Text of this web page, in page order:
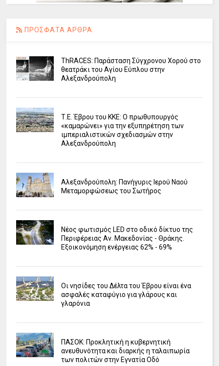
ΠΡΟΣΦΑΤΑ ΑΡΘΡΑ
ΤhRACES: Παράσταση Σύγχρονου Χορού στο
θεατράκι του Αγίου Εύπλου στην
Αλεξανδρούπολη
Τ.Ε. Έβρου του ΚΚΕ: Ο πρωθυπουργός
«καμαρώνει» για την εξυπηρέτηση των
ιμπεριαλιστικών σχεδιασμών στην
Αλεξανδρούπολη
Αλεξανδρούπολη: Πανήγυρις Ιερού Ναού
Μεταμορφώσεως του Σωτήρος
Νέος φωτισμός LED στο οδικό δίκτυο της
Περιφέρειας Αν. Μακεδονίας - Θράκης.
Εξοικονόμηση ενέργειας 62% - 69%
Οι νησίδες του Δέλτα του Έβρου είναι ένα
ασφαλές καταφύγιο για γλάρους και
γλαρόνια
ΠΑΣΟΚ: Προκλητική η κυβερνητική
ανευθυνότητα και διαρκής η ταλαιπωρία
των πολιτών στην Εγνατία Οδό